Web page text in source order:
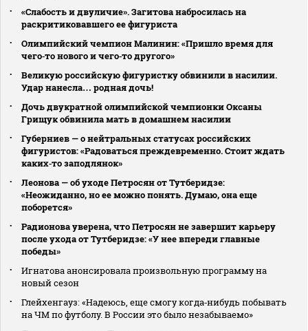
«Слабость и двуличие». Загитова набросилась на
раскритиковавшего ее фигуриста
Олимпийский чемпион Малинин: «Пришло время для
чего‑то нового и чего‑то другого»
Великую российскую фигуристку обвинили в насилии.
Удар нанесла… родная дочь!
Дочь двукратной олимпийской чемпионки Оксаны
Грищук обвинила мать в домашнем насилии
Губерниев — о нейтральных статусах российских
фигуристов: «Радоваться преждевременно. Стоит ждать
каких‑то заподлянок»
Леонова — об уходе Петросян от Тутберидзе:
«Неожиданно, но ее можно понять. Думаю, она еще
поборется»
Радионова уверена, что Петросян не завершит карьеру
после ухода от Тутберидзе: «У нее впереди главные
победы»
Игнатова анонсировала произвольную программу на
новый сезон
Глейхенгауз: «Надеюсь, еще смогу когда‑нибудь побывать
на ЧМ по футболу. В России это было незабываемо»